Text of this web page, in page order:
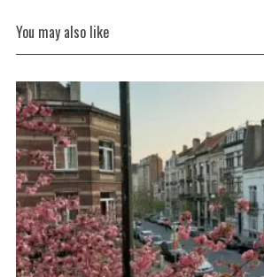
You may also like